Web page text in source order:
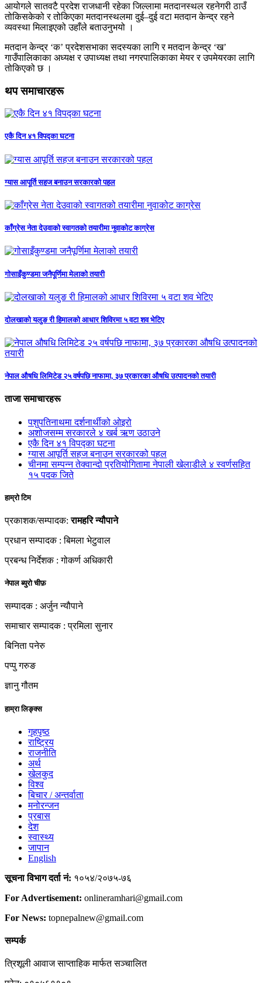
आयोगले सातवटै प्रदेश राजधानी रहेका जिल्लामा मतदानस्थल रहनेगरी ठाउँ
तोकिसकेको र तोकिएका मतदानस्थलमा दुई–दुई वटा मतदान केन्द्र रहने
व्यवस्था मिलाइएको उहाँले बताउनुभयो ।
मतदान केन्द्र ‘क’ प्रदेशसभाका सदस्यका लागि र मतदान केन्द्र ‘ख’
गाउँपालिकाका अध्यक्ष र उपाध्यक्ष तथा नगरपालिकाका मेयर र उपमेयरका लागि
तोकिएको छ ।
थप समाचारहरू
एकै दिन ४१ विपद्का घटना
ग्यास आपूर्ति सहज बनाउन सरकारको पहल
काँग्रेस नेता देउवाको स्वागतको तयारीमा नुवाकोट काग्रेस
गोसाइँकुण्डमा जनैपूर्णिमा मेलाको तयारी
दोलखाको यलुङ री हिमालको आधार शिविरमा ५ वटा शव भेटिए
नेपाल औषधि लिमिटेड २५ वर्षपछि नाफामा, ३७ प्रकारका औषधि उत्पादनको तयारी
ताजा समाचारहरू
पशुपतिनाथमा दर्शनार्थीको ओइरो
अशोजसम्म सरकारले ४ खर्ब ऋण उठाउने
एकै दिन ४१ विपद्का घटना
ग्यास आपूर्ति सहज बनाउन सरकारको पहल
चीनमा सम्पन्न तेक्वान्दो प्रतियोगितामा नेपाली खेलाडीले ४ स्वर्णसहित
१५ पदक जिते
हाम्रो टिम
प्रकाशक/सम्पादक:रामहरि न्यौपाने
प्रधान सम्पादक : बिमला भेटुवाल
प्रबन्ध निर्देशक : गोकर्ण अधिकारी
नेपाल ब्युरो चीफ़
सम्पादक : अर्जुन न्यौपाने
समाचार सम्पादक : प्रमिला सुनार
बिनिता पनेरु
पप्पु गरुङ
ज्ञानु गौतम
हाम्रा लिङ्क्स
गृहपृष्ठ
राष्ट्रिय
राजनीति
अर्थ
खेलकुद
विश्व
बिचार / अन्तर्वाता
मनोरन्जन
प्रबास
देश
स्वास्थ्य
जापान
English
सूचना विभाग दर्ता नं: १०५४/२०७५-७६
For Advertisement: onlineramhari@gmail.com
For News: topnepalnew@gmail.com
सम्पर्क
त्रिशूली आवाज साप्ताहिक मार्फत सञ्चालित